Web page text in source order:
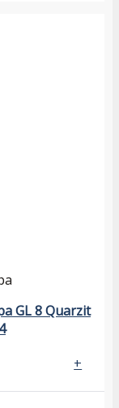
GL 8 Quarzit
+